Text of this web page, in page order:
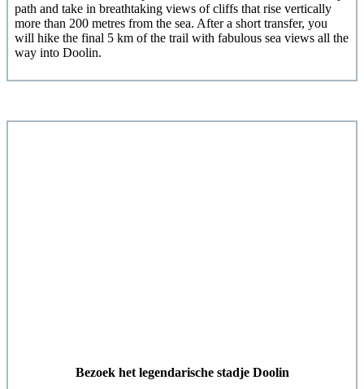
path and take in breathtaking views of cliffs that rise vertically
more than 200 metres from the sea. After a short transfer, you
will hike the final 5 km of the trail with fabulous sea views all the
way into Doolin.
Bezoek het legendarische stadje Doolin